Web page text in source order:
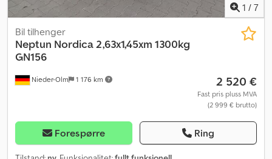
1 / 7
Nieder-Olm 1 176 km
Bil tilhenger
Neptun Nordica 2,63x1,45xm 1300kg
GN156
2 520 €
Fast pris pluss MVA
(2 999 € brutto)
Forespørre Ring